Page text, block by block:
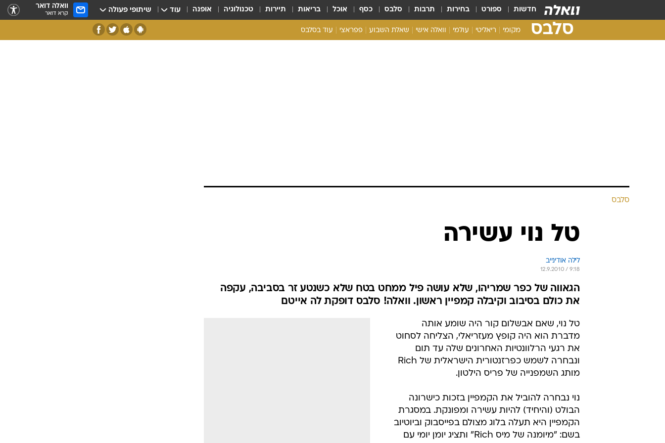
חדשות ספורט בחירות תרבות סלבס כסף אוכל בריאות תיירות טכנולוגיה אופנה עוד שיתופי פעולה וואלה דואר
קרא דואר
סלבס מקומי ריאליטי עולמי וואלה אישי שאלת השבוע פפראצי עוד בסלבס
סלבס
טל נוי עשירה
לילה אודינייב
12.9.2010 / 9:18
הגאווה של כפר שמריהו, שלא עושה פיל ממחט בטח שלא כשנטע זר בסביבה, עקפה
את כולם בסיבוב וקיבלה קמפיין ראשון. וואלה! סלבס דופקת לה אייטם
טל נוי, שאם אבשלום קור היה שומע אותה
מדברת הוא היה קופץ מעזריאלי, הצליחה לסחוט
את רגעי הרלוונטיות האחרונים שלה עד תום
ונבחרה לשמש כפרזנטורית הישראלית של Rich
מותג השמפנייה של פריס הילטון.
נוי נבחרה להוביל את הקמפיין בזכות כישרונה
הבולט (והיחיד) להיות עשירה ומפונקת. במסגרת
הקמפיין היא תעלה בלוג מצולם בפייסבוק וביוטיוב
בשם: "מיומנה של מיס Rich" ותציג יומן יומי עם